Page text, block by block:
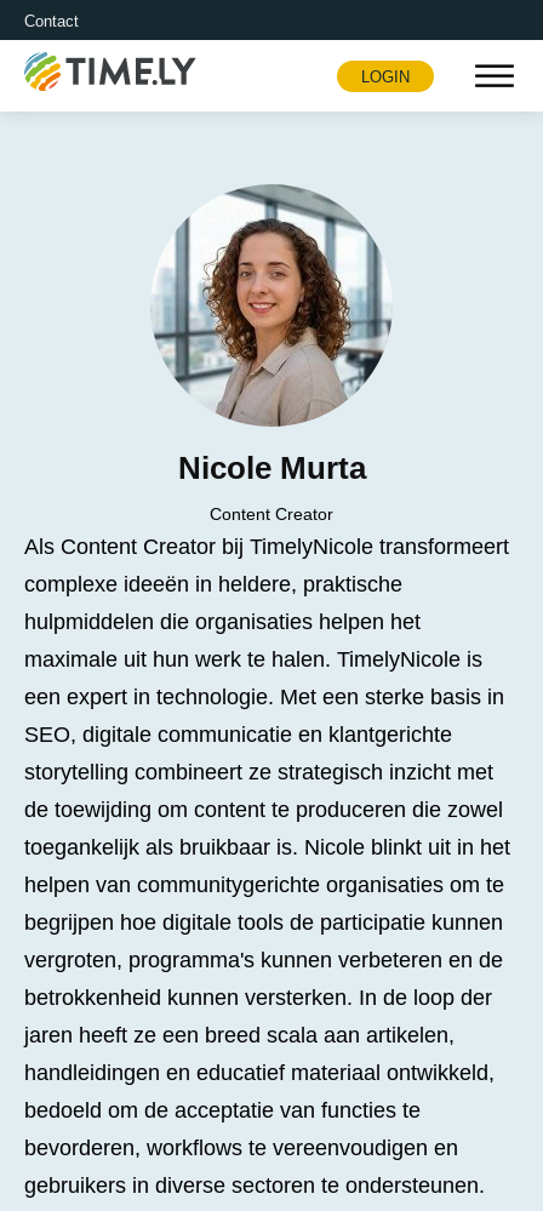
Contact
Timely
LOGIN
Nicole Murta
Content Creator
Als Content Creator bij TimelyNicole transformeert
complexe ideeën in heldere, praktische
hulpmiddelen die organisaties helpen het
maximale uit hun werk te halen. TimelyNicole is
een expert in technologie. Met een sterke basis in
SEO, digitale communicatie en klantgerichte
storytelling combineert ze strategisch inzicht met
de toewijding om content te produceren die zowel
toegankelijk als bruikbaar is. Nicole blinkt uit in het
helpen van communitygerichte organisaties om te
begrijpen hoe digitale tools de participatie kunnen
vergroten, programma's kunnen verbeteren en de
betrokkenheid kunnen versterken. In de loop der
jaren heeft ze een breed scala aan artikelen,
handleidingen en educatief materiaal ontwikkeld,
bedoeld om de acceptatie van functies te
bevorderen, workflows te vereenvoudigen en
gebruikers in diverse sectoren te ondersteunen.